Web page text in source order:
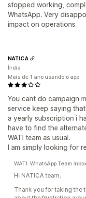
stopped working,
WhatsApp. Very
impact on operations.
You cant do campaign
service keep saying
a yearly subscription i
have to find the
WATI team as usual.
I am simply looking for
NATICA
Índia
Mais de 1 ano usando o app
WATI: WhatsApp Team
Hi NATICA team,
Thank you for taking the